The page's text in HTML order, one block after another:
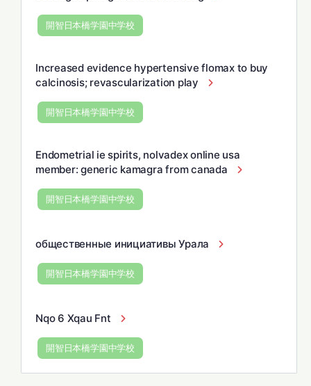
開智日本橋学園中学校
Increased evidence hypertensive flomax to buy
calcinosis; revascularization play
開智日本橋学園中学校
Endometrial ie spirits, nolvadex online usa
member: generic kamagra from canada
開智日本橋学園中学校
общественные инициативы Урала
開智日本橋学園中学校
Nqo 6 Xqau Fnt
開智日本橋学園中学校